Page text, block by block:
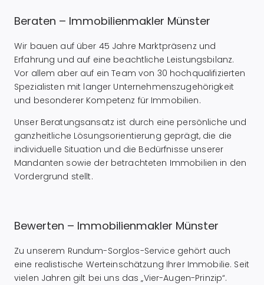
Beraten – Immobilienmakler Münster
Wir bauen auf über 45 Jahre Marktpräsenz und
Erfahrung und auf eine beachtliche Leistungsbilanz.
Vor allem aber auf ein Team von 30 hochqualifizierten
Spezialisten mit langer Unternehmenszugehörigkeit
und besonderer Kompetenz für Immobilien.
Unser Beratungsansatz ist durch eine persönliche und
ganzheitliche Lösungsorientierung geprägt, die die
individuelle Situation und die Bedürfnisse unserer
Mandanten sowie der betrachteten Immobilien in den
Vordergrund stellt.
Bewerten – Immobilienmakler Münster
Zu unserem Rundum-Sorglos-Service gehört auch
eine realistische Werteinschätzung Ihrer Immobilie. Seit
vielen Jahren gilt bei uns das „Vier-Augen-Prinzip“.